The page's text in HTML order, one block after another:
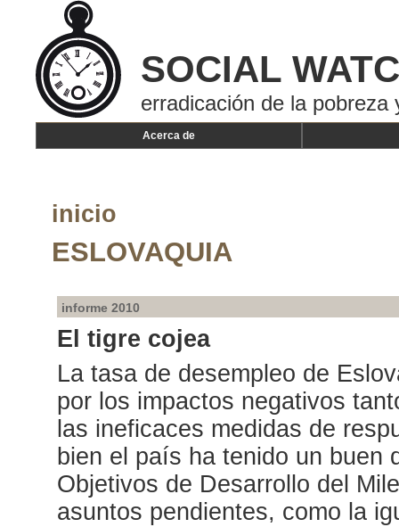
SOCIAL
erradicación de la pobreza
Acerca de
inicio
ESLOVAQUIA
informe 2010
El tigre cojea
La tasa de desempleo de
por los impactos negativos
las ineficaces medidas de
bien el país ha tenido un buen
Objetivos de Desarrollo del
asuntos pendientes, como la